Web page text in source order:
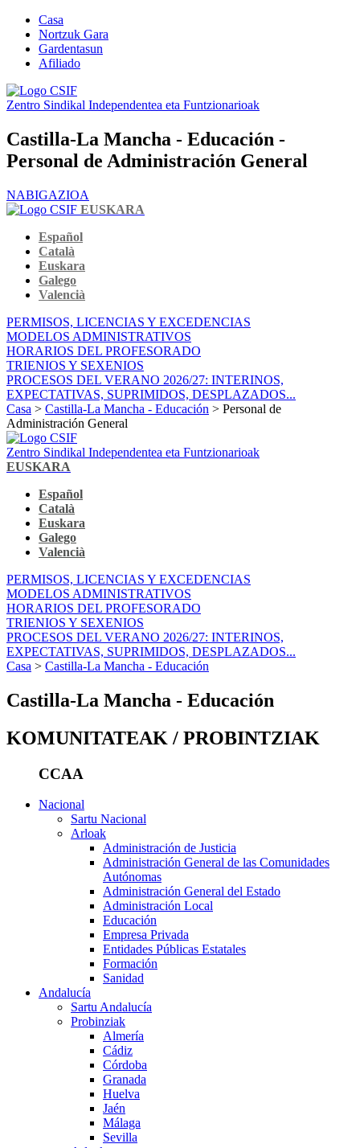
Casa
Nortzuk Gara
Gardentasun
Afiliado
Zentro Sindikal Independentea eta Funtzionarioak
Castilla-La Mancha - Educación -
Personal de Administración General
NABIGAZIOA
EUSKARA
Español
Català
Euskara
Galego
Valencià
PERMISOS, LICENCIAS Y EXCEDENCIAS
MODELOS ADMINISTRATIVOS
HORARIOS DEL PROFESORADO
TRIENIOS Y SEXENIOS
PROCESOS DEL VERANO 2026/27: INTERINOS,
EXPECTATIVAS, SUPRIMIDOS, DESPLAZADOS...
Casa > Castilla-La Mancha - Educación > Personal de
Administración General
Zentro Sindikal Independentea eta Funtzionarioak
EUSKARA
Español
Català
Euskara
Galego
Valencià
PERMISOS, LICENCIAS Y EXCEDENCIAS
MODELOS ADMINISTRATIVOS
HORARIOS DEL PROFESORADO
TRIENIOS Y SEXENIOS
PROCESOS DEL VERANO 2026/27: INTERINOS,
EXPECTATIVAS, SUPRIMIDOS, DESPLAZADOS...
Casa > Castilla-La Mancha - Educación
Castilla-La Mancha - Educación
KOMUNITATEAK / PROBINTZIAK
CCAA
Nacional
Sartu Nacional
Arloak
Administración de Justicia
Administración General de las Comunidades
Autónomas
Administración General del Estado
Administración Local
Educación
Empresa Privada
Entidades Públicas Estatales
Formación
Sanidad
Andalucía
Sartu Andalucía
Probinziak
Almería
Cádiz
Córdoba
Granada
Huelva
Jaén
Málaga
Sevilla